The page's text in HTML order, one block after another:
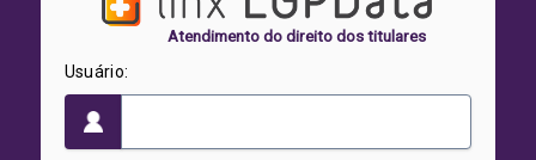
Atendimento do direito dos titulares
Usuário: